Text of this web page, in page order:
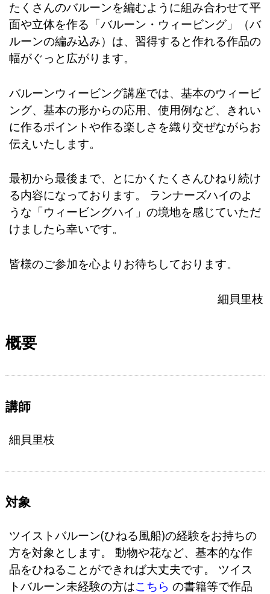
たくさんのバルーンを編むように組み合わせて平
面や立体を作る「バルーン・ウィービング」（バ
ルーンの編み込み）は、習得すると作れる作品の
幅がぐっと広がります。
バルーンウィービング講座では、基本のウィービ
ング、基本の形からの応用、使用例など、きれい
に作るポイントや作る楽しさを織り交ぜながらお
伝えいたします。
最初から最後まで、とにかくたくさんひねり続け
る内容になっております。 ランナーズハイのよ
うな「ウィービングハイ」の境地を感じていただ
けましたら幸いです。
皆様のご参加を心よりお待ちしております。
細貝里枝
概要
講師
細貝里枝
対象
ツイストバルーン(ひねる風船)の経験をお持ちの
方を対象とします。 動物や花など、基本的な作
品をひねることができれば大丈夫です。 ツイス
トバルーン未経験の方はこちら の書籍等で作品